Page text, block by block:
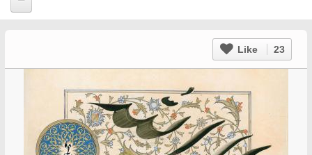
Like 23